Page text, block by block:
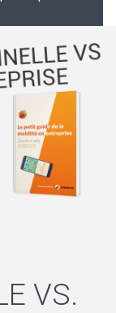
VS.